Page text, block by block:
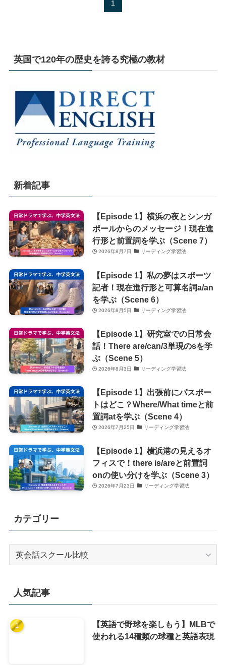
1
英国で120年の歴史を誇る究極の教材
新着記事
【Episode 1】横浜の夜とシンガ
ポールからのメッセージ！現在進
行形と前置詞を学ぶ（Scene 7）
2026年8月7日 リーディング学習法
【Episode 1】私の夢はスポーツ
記者！現在進行形と可算名詞a/an
を学ぶ（Scene 6）
2026年8月5日 リーディング学習法
【Episode 1】研究室での日常会
話！There are/can/3単現のsを学
ぶ（Scene 5）
2026年8月3日 リーディング学習法
【Episode 1】出張前にパスポー
トはどこ？Where/What timeと前
置詞atを学ぶ（Scene 4）
2026年7月25日 リーディング学習法
【Episode 1】横浜港の見えるオ
フィスで！there is/areと前置詞
onの使い分けを学ぶ（Scene 3）
2026年7月23日 リーディング学習法
カテゴリー
カ
ー
人気記事
【英語で野球を楽しもう】MLBで
使われる14種類の球種と英語表現